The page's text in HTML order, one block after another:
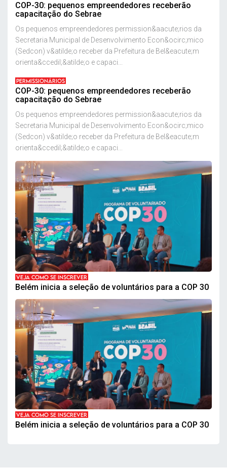
COP-30: pequenos empreendedores receberão
capacitação do Sebrae
Os pequenos empreendedores permission&aacute;rios da
Secretaria Municipal de Desenvolvimento Econ&ocirc;mico
(Sedcon) v&atilde;o receber da Prefeitura de Bel&eacute;m
orienta&ccedil;&atilde;o e capaci...
PERMISSIONÁRIOS
COP-30: pequenos empreendedores receberão
capacitação do Sebrae
Os pequenos empreendedores permission&aacute;rios da
Secretaria Municipal de Desenvolvimento Econ&ocirc;mico
(Sedcon) v&atilde;o receber da Prefeitura de Bel&eacute;m
orienta&ccedil;&atilde;o e capaci...
VEJA COMO SE INSCREVER
Belém inicia a seleção de voluntários para a COP 30
VEJA COMO SE INSCREVER
Belém inicia a seleção de voluntários para a COP 30